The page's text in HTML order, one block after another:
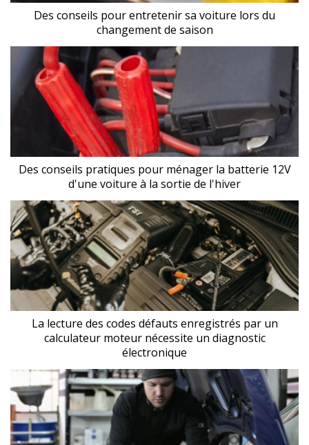
Des conseils pour entretenir sa voiture lors du
changement de saison
Des conseils pratiques pour ménager la batterie 12V
d'une voiture à la sortie de l'hiver
La lecture des codes défauts enregistrés par un
calculateur moteur nécessite un diagnostic
électronique